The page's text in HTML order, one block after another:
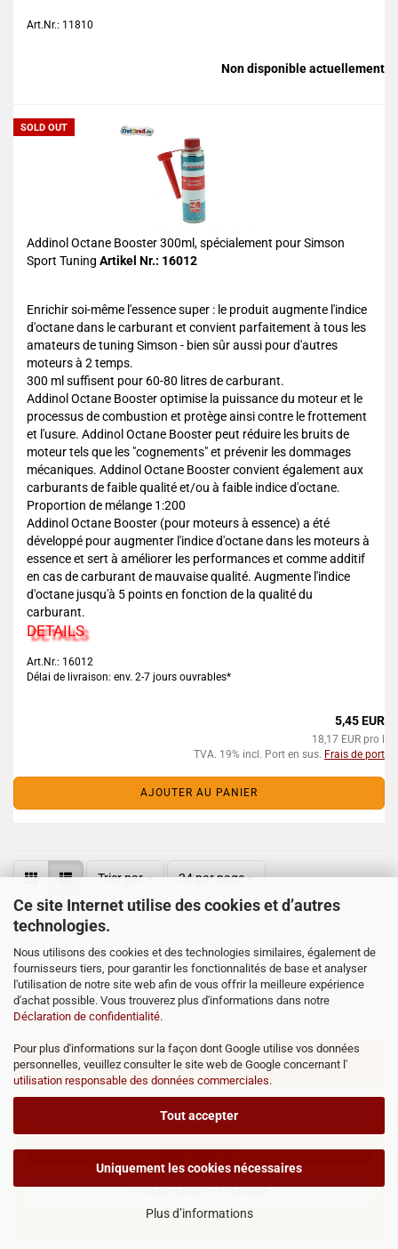
Ce site Internet utilise des cookies et d’autres
technologies.
Nous utilisons des cookies et des technologies similaires, également de
fournisseurs tiers, pour garantir les fonctionnalités de base et analyser
l'utilisation de notre site web afin de vous offrir la meilleure expérience
d'achat possible. Vous trouverez plus d'informations dans notre
Déclaration de confidentialité.
Pour plus d'informations sur la façon dont Google utilise vos données
personnelles, veuillez consulter le site web de Google concernant l'
utilisation responsable des données commerciales.
Tout accepter
Uniquement les cookies nécessaires
Plus d’informations
Art.Nr.: 11810
Non disponible actuellement
SOLD OUT
Addinol Octane Booster 300ml, spécialement pour Simson
Sport Tuning Artikel Nr.: 16012
Enrichir soi-même l'essence super : le produit augmente l'indice
d'octane dans le carburant et convient parfaitement à tous les
amateurs de tuning Simson - bien sûr aussi pour d'autres
moteurs à 2 temps.
300 ml suffisent pour 60-80 litres de carburant.
Addinol Octane Booster optimise la puissance du moteur et le
processus de combustion et protège ainsi contre le frottement
et l'usure. Addinol Octane Booster peut réduire les bruits de
moteur tels que les "cognements" et prévenir les dommages
mécaniques. Addinol Octane Booster convient également aux
carburants de faible qualité et/ou à faible indice d'octane.
Proportion de mélange 1:200
Addinol Octane Booster (pour moteurs à essence) a été
développé pour augmenter l'indice d'octane dans les moteurs à
essence et sert à améliorer les performances et comme additif
en cas de carburant de mauvaise qualité. Augmente l'indice
d'octane jusqu'à 5 points en fonction de la qualité du
carburant.
DETAILS
Art.Nr.: 16012
Délai de livraison: env. 2-7 jours ouvrables*
5,45 EUR
18,17 EUR pro l
TVA. 19% incl. Port en sus. Frais de port
AJOUTER AU PANIER
Trier par 24 par page
1
1bis22(von insgesamt22)
Recherche élargie
RECHERCHER